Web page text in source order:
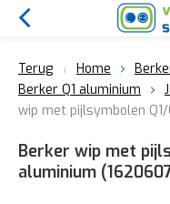
Terug Home
Berker Q1 aluminium
wip met pijlsymbolen
Berker wip met
aluminium